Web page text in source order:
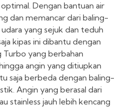
Dengan bantuan air
dan memancar dari baling-
yang sejuk dan teduh
kipas ini dibantu dengan
Turbo yang berbahan
angin yang ditiupkan
saja berbeda dengan baling-
Angin yang berasal dari
stainless jauh lebih kencang